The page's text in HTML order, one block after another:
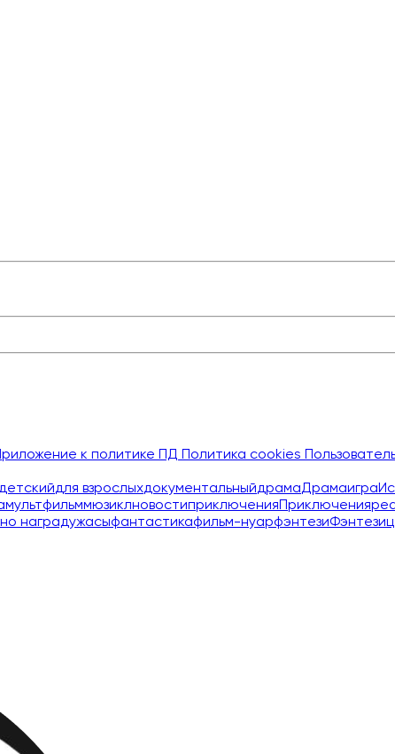
к политике ПД Политика cookies
для взрослыхдокументальныйдрамаДрамаигра
мультфильммюзиклновостиприключенияПриключения
наградужасыфантастикафильм-нуарфэнтезиФэнтези